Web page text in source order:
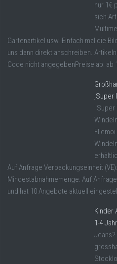
nur 1€
sich
Gartenartikel usw. Einfach mal die
uns dann direkt anschreiben.
Code nicht angegebenPreise ab: ab
‚Super
"Super
Auf Anfrage Verpackungseinheit
Mindestabnahmemenge: Auf
und hat 10 Angebote aktuell
Kinder
1-4